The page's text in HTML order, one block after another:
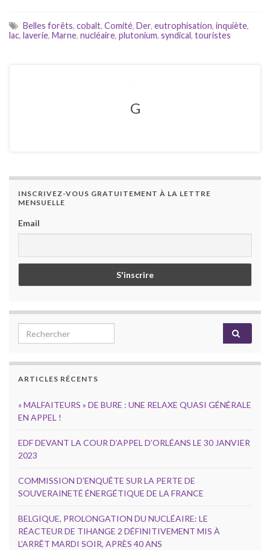
Belles forêts, cobalt, Comité, Der, eutrophisation, inquiète,
lac, laverie, Marne, nucléaire, plutonium, syndical, touristes
G
INSCRIVEZ-VOUS GRATUITEMENT À LA LETTRE
MENSUELLE
Email
Search for:
ARTICLES RÉCENTS
« MALFAITEURS » DE BURE : UNE RELAXE QUASI GÉNÉRALE
EN APPEL !
EDF DEVANT LA COUR D’APPEL D’ORLÉANS LE 30 JANVIER
2023
COMMISSION D’ENQUÊTE SUR LA PERTE DE
SOUVERAINETÉ ÉNERGÉTIQUE DE LA FRANCE
BELGIQUE, PROLONGATION DU NUCLÉAIRE: LE
RÉACTEUR DE TIHANGE 2 DÉFINITIVEMENT MIS À
L’ARRÊT MARDI SOIR, APRÈS 40 ANS